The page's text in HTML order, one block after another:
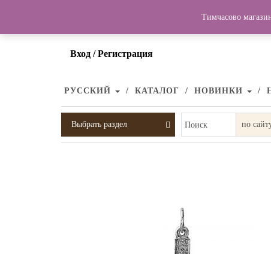
Вход / Регистрация
РУССКИЙ КАТАЛОГ НОВИНКИ
Выбрать раздел Поиск
Тимчасово